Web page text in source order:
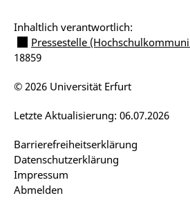
Inhaltlich verantwortlich:
Pressestelle
18859
Barrierefreiheitserklärung
Datenschutzerklärung
Impressum
Abmelden
Letzte Aktualisierung: 06.07.2026
© 2026 Universität Erfurt